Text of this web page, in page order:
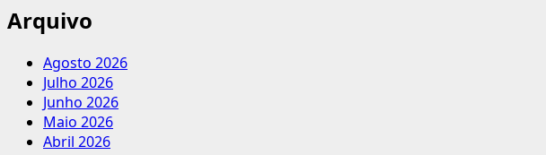
Arquivo
Agosto 2026
Julho 2026
Junho 2026
Maio 2026
Abril 2026